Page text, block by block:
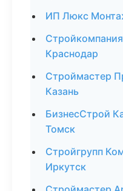
ИП Люкс
Краснодар
Строймастер
Казань
БизнесСтрой
Томск
Стройгрупп
Иркутск